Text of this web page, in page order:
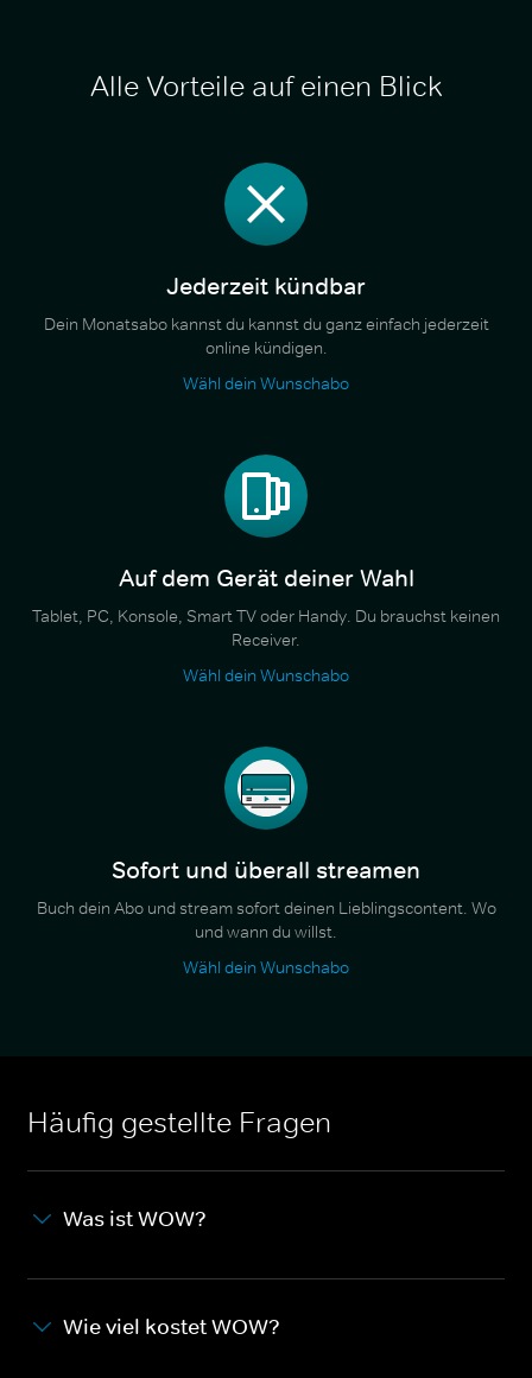
Alle Vorteile auf einen Blick
Jederzeit kündbar
Dein Monatsabo kannst du kannst du ganz einfach jederzeit
online kündigen.
Wähl dein Wunschabo
Auf dem Gerät deiner Wahl
Tablet, PC, Konsole, Smart TV oder Handy. Du brauchst keinen
Receiver.
Wähl dein Wunschabo
Sofort und überall streamen
Buch dein Abo und stream sofort deinen Lieblingscontent. Wo
und wann du willst.
Wähl dein Wunschabo
Häufig gestellte Fragen
Was ist WOW?
Wie viel kostet WOW?